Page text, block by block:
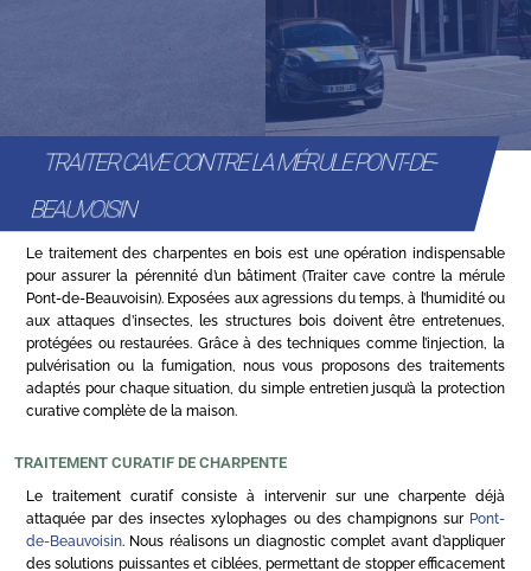
TRAITER CAVE CONTRE LA MÉRULE PONT-DE-
BEAUVOISIN
Le traitement des charpentes en bois est une opération indispensable
pour assurer la pérennité d’un bâtiment (Traiter cave contre la mérule
Pont-de-Beauvoisin). Exposées aux agressions du temps, à l’humidité ou
aux attaques d’insectes, les structures bois doivent être entretenues,
protégées ou restaurées. Grâce à des techniques comme l’injection, la
pulvérisation ou la fumigation, nous vous proposons des traitements
adaptés pour chaque situation, du simple entretien jusqu’à la protection
curative complète de la maison.
TRAITEMENT CURATIF DE CHARPENTE
Le traitement curatif consiste à intervenir sur une charpente déjà
attaquée par des insectes xylophages ou des champignons sur Pont-
de-Beauvoisin. Nous réalisons un diagnostic complet avant d’appliquer
des solutions puissantes et ciblées, permettant de stopper efficacement